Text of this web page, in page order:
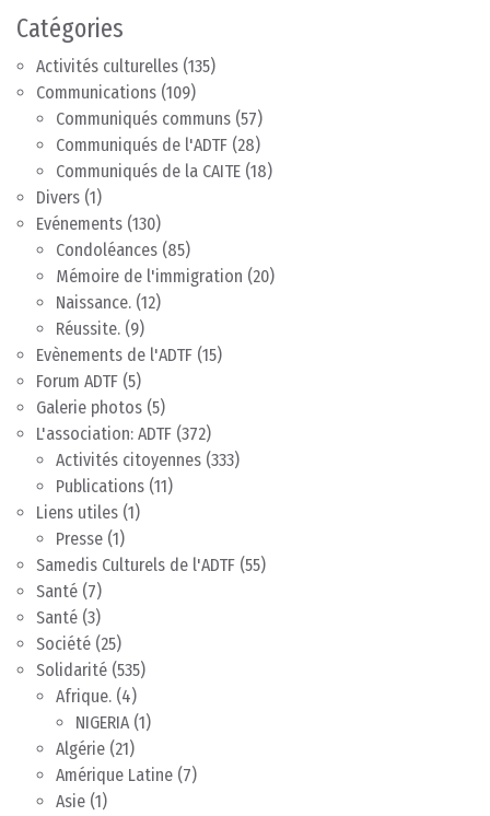
Catégories
Activités culturelles (135)
Communications (109)
Communiqués communs (57)
Communiqués de l'ADTF (28)
Communiqués de la CAITE (18)
Divers (1)
Evénements (130)
Condoléances (85)
Mémoire de l'immigration (20)
Naissance. (12)
Réussite. (9)
Evènements de l'ADTF (15)
Forum ADTF (5)
Galerie photos (5)
L'association: ADTF (372)
Activités citoyennes (333)
Publications (11)
Liens utiles (1)
Presse (1)
Samedis Culturels de l'ADTF (55)
Santé (7)
Santé (3)
Société (25)
Solidarité (535)
Afrique. (4)
NIGERIA(1)
Algérie (21)
Amérique Latine (7)
Asie (1)